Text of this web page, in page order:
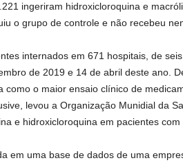
ingeriram hidroxicloroquina e
o grupo de controle e não recebeu
internados em 671 hospitais, de
de 2019 e 14 de abril deste ano.
como o maior ensaio clínico de
levou a Organização Munidial da
e hidroxicloroquina em pacientes com
em uma base de dados de uma